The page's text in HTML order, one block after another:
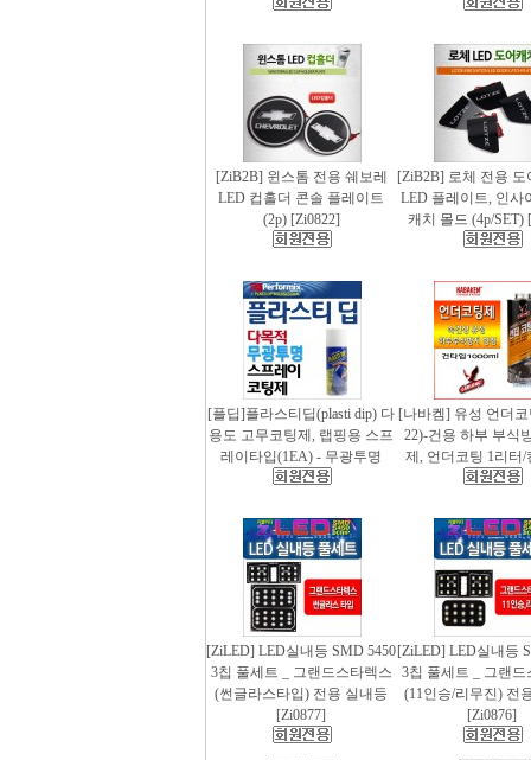
[ZiB2B] 윈스톰 전용 쉐보레
LED 컵홀더 콘솔 플레이트
(2p) [Zi0822]
[ZiB2B] 로체 전용 도
LED 플레이트, 인사
캐치 몰드 (4p/SET)
[플딥]플라스티딥(plasti dip) 다
용도 고무코팅제, 랩핑용 스프
레이타입(1EA) - 무광투명
[나바켐] 유성 언더
22)-건용 하부 부식
제, 언더코팅 1리터/
[ZiLED] LED실내등 SMD 5450
3칩 풀세트 _ 그랜드스타렉스
(썬글라스타입) 전용 실내등
[Zi0877]
[ZiLED] LED실내등
3칩 풀세트 _ 그랜드
(11인승/리무진) 전
[Zi0876]